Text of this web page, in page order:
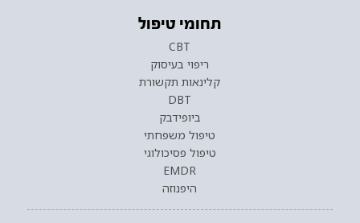
תחומי טיפול
CBT
ריפוי בעיסוק
קלינאות תקשורת
DBT
ביופידבק
טיפול משפחתי
טיפול פסיכולוגי
EMDR
היפנוזה